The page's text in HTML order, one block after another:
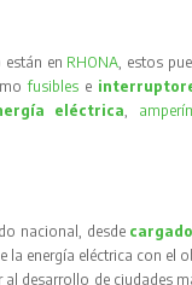
en RHONA, estos
fusibles e
eléctrica,
nacional, desde
la energía eléctrica con el
desarrollo de ciudades